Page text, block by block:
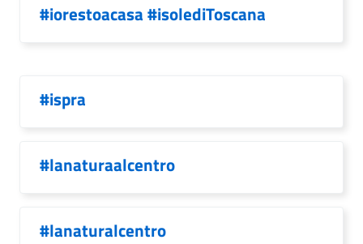
#iorestoacasa #isolediToscana
#ispra
#lanaturaalcentro
#lanaturalcentro